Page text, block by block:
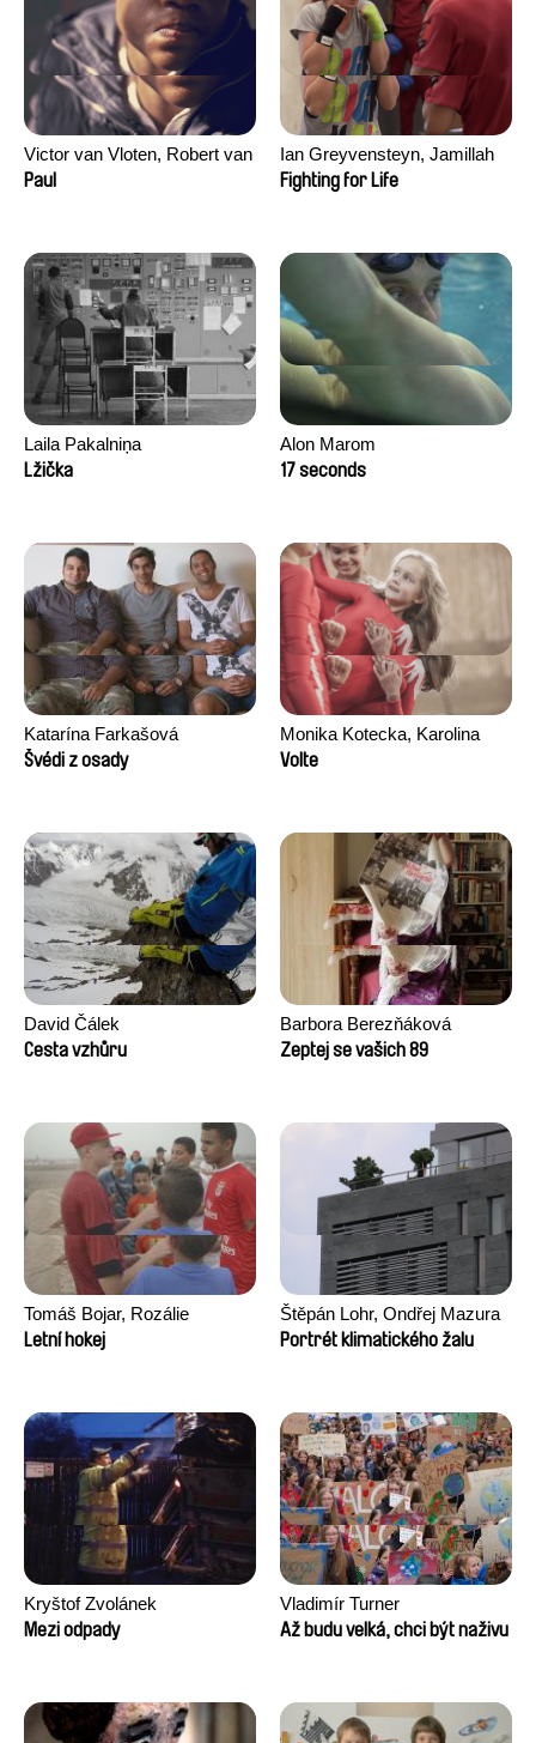
Victor van Vloten, Robert van
Wingerden
Paul
Ian Greyvensteyn, Jamillah
van der Hulst
Fighting for Life
Laila Pakalniņa
Lžička
Alon Marom
17 seconds
Katarína Farkašová
Švédi z osady
Monika Kotecka, Karolina
Poryzała
Volte
David Čálek
Cesta vzhůru
Barbora Berezňáková
Zeptej se vašich 89
Tomáš Bojar, Rozálie
Kohoutová
Letní hokej
Štěpán Lohr, Ondřej Mazura
Portrét klimatického žalu
Kryštof Zvolánek
Mezi odpady
Vladimír Turner
Až budu velká, chci být naživu